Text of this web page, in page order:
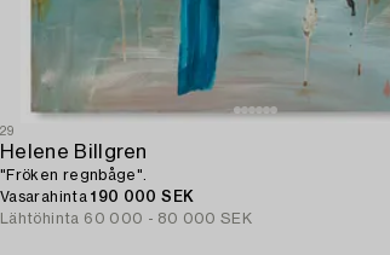
29
Helene Billgren
"Fröken regnbåge".
Vasarahinta190 000 SEK
Lähtöhinta 60 000 - 80 000 SEK